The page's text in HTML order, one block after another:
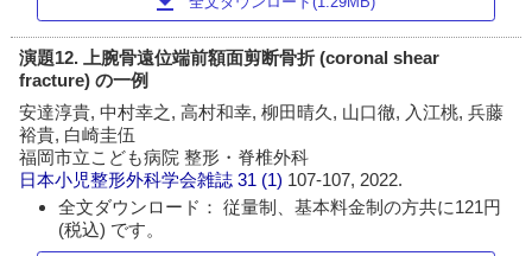
演題12. 上腕骨遠位端前額面剪断骨折 (coronal shear
fracture) の一例
安達淳貴, 中村幸之, 高村和幸, 柳田晴久, 山口徹, 入江桃, 兵藤
裕貴, 白崎圭伍
福岡市立こども病院 整形・脊椎外科
日本小児整形外科学会雑誌 31 (1) 107-107, 2022.
全文ダウンロード： 従量制、基本料金制の方共に121円
(税込) です。